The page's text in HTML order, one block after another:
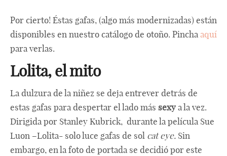
Por cierto! Éstas gafas, (algo más modernizadas) están
disponibles en nuestro catálogo de otoño. Pinchaaquí
para verlas.
Lolita, el mito
La dulzura de la niñez se deja entrever detrás de
estas gafas para despertar el lado más sexya la vez.
Dirigida por Stanley Kubrick, durante la película Sue
Luon –Lolita- solo luce gafas de sol cat eye. Sin
embargo, en la foto de portada se decidió por este